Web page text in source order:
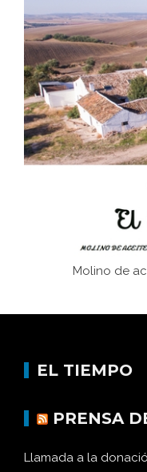
El Frente Popular.
Juntar las letras.
afán de saber a la
Historia y
Molino de
EL TIEMPO
PRENSA
Llamada a la